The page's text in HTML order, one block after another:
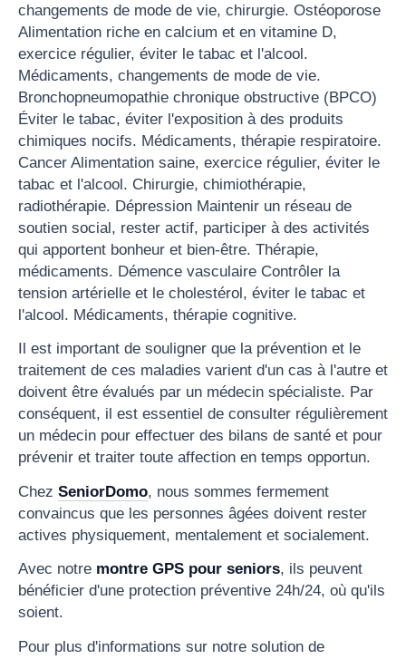
changements de mode de vie, chirurgie. Ostéoporose
Alimentation riche en calcium et en vitamine D,
exercice régulier, éviter le tabac et l'alcool.
Médicaments, changements de mode de vie.
Bronchopneumopathie chronique obstructive (BPCO)
Éviter le tabac, éviter l'exposition à des produits
chimiques nocifs. Médicaments, thérapie respiratoire.
Cancer Alimentation saine, exercice régulier, éviter le
tabac et l'alcool. Chirurgie, chimiothérapie,
radiothérapie. Dépression Maintenir un réseau de
soutien social, rester actif, participer à des activités
qui apportent bonheur et bien-être. Thérapie,
médicaments. Démence vasculaire Contrôler la
tension artérielle et le cholestérol, éviter le tabac et
l'alcool. Médicaments, thérapie cognitive.
Il est important de souligner que la prévention et le
traitement de ces maladies varient d'un cas à l'autre et
doivent être évalués par un médecin spécialiste. Par
conséquent, il est essentiel de consulter régulièrement
un médecin pour effectuer des bilans de santé et pour
prévenir et traiter toute affection en temps opportun.
Chez SeniorDomo, nous sommes fermement
convaincus que les personnes âgées doivent rester
actives physiquement, mentalement et socialement.
Avec notre montre GPS pour seniors, ils peuvent
bénéficier d'une protection préventive 24h/24, où qu'ils
soient.
Pour plus d'informations sur notre solution de